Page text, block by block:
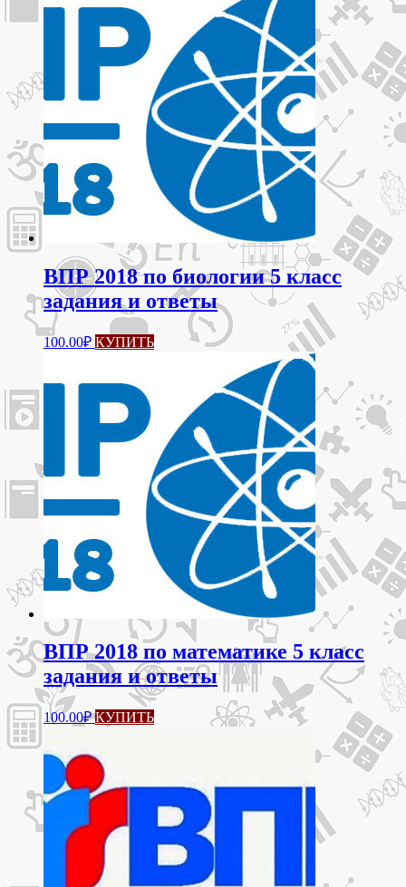
ВПР 2018 по биологии 5 класс
задания и ответы
100.00₽ КУПИТЬ
ВПР 2018 по математике 5 класс
задания и ответы
100.00₽ КУПИТЬ